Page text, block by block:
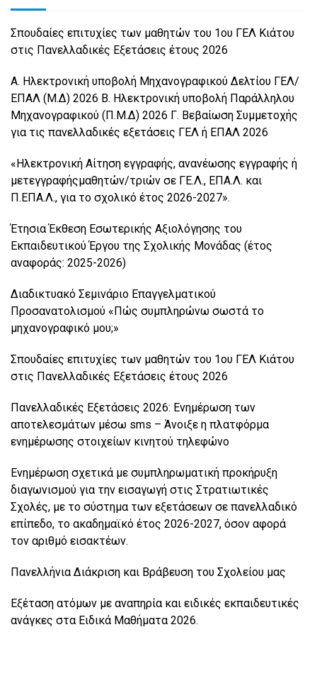
Σπουδαίες επιτυχίες των μαθητών του 1ου ΓΕΛ Κιάτου
στις Πανελλαδικές Εξετάσεις έτους 2026
Α. Ηλεκτρονική υποβολή Μηχανογραφικού Δελτίου ΓΕΛ/
ΕΠΑΛ (Μ.Δ) 2026 Β. Ηλεκτρονική υποβολή Παράλληλου
Μηχανογραφικού (Π.Μ.Δ) 2026 Γ. Βεβαίωση Συμμετοχής
για τις πανελλαδικές εξετάσεις ΓΕΛ ή ΕΠΑΛ 2026
«Ηλεκτρονική Αίτηση εγγραφής, ανανέωσης εγγραφής ή
μετεγγραφήςμαθητών/τριών σε ΓΕ.Λ., ΕΠΑ.Λ. και
Π.ΕΠΑ.Λ., για το σχολικό έτος 2026-2027».
Έτησια Έκθεση Εσωτερικής Αξιολόγησης του
Εκπαιδευτικού Έργου της Σχολικής Μονάδας (έτος
αναφοράς: 2025-2026)
Διαδικτυακό Σεμινάριο Επαγγελματικού
Προσανατολισμού «Πώς συμπληρώνω σωστά το
μηχανογραφικό μου;»
Σπουδαίες επιτυχίες των μαθητών του 1ου ΓΕΛ Κιάτου
στις Πανελλαδικές Εξετάσεις έτους 2026
Πανελλαδικές Εξετάσεις 2026: Ενημέρωση των
αποτελεσμάτων μέσω sms – Άνοιξε η πλατφόρμα
ενημέρωσης στοιχείων κινητού τηλεφώνο
Ενημέρωση σχετικά με συμπληρωματική προκήρυξη
διαγωνισμού για την εισαγωγή στις Στρατιωτικές
Σχολές, με το σύστημα των εξετάσεων σε πανελλαδικό
επίπεδο, το ακαδημαϊκό έτος 2026-2027, όσον αφορά
τον αριθμό εισακτέων.
Πανελλήνια Διάκριση και Βράβευση του Σχολείου μας
Εξέταση ατόμων με αναπηρία και ειδικές εκπαιδευτικές
ανάγκες στα Ειδικά Μαθήματα 2026.